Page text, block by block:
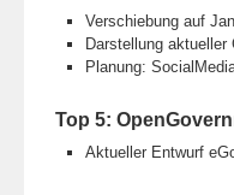
Verschiebung auf
Darstellung aktueller
Planung:
Top 5:
Aktueller Entwurf